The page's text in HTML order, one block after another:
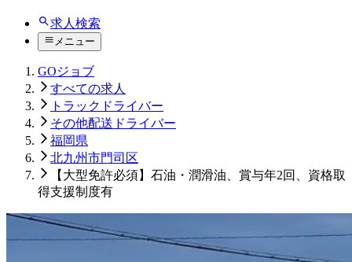
求人検索
メニュー
GOジョブ
すべての求人
トラックドライバー
その他配送ドライバー
福岡県
北九州市門司区
【大型免許必須】石油・潤滑油、賞与年2回、資格取
得支援制度有